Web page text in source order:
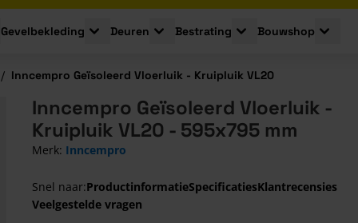
Plaatmaterialen
submenu for Isolatie
Gevelbekleding
Toggle submenu for Gevelbekleding
Deuren
Toggle submenu for Deuren
Bestrating
Toggle submenu for
Bouwshop
/ Inncempro Geïsoleerd Vloerluik - Kruipluik VL20
Inncempro Geïsoleerd Vloerluik -
Kruipluik VL20 - 595x795 mm
Merk: Inncempro
Snel naar:ProductinformatieSpecificatiesKlantrecensies
Veelgestelde vragen